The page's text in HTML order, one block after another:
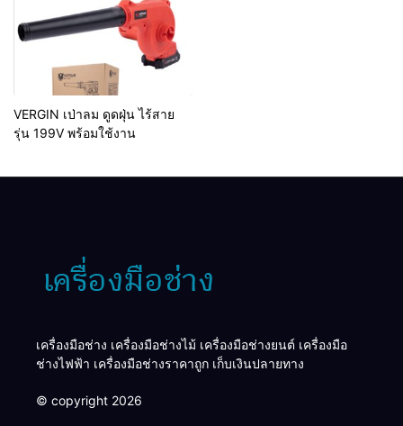
VERGIN เป่าลม ดูดฝุ่น ไร้สาย
รุ่น 199V พร้อมใช้งาน
เครื่องมือช่าง เครื่องมือช่างไม้ เครื่องมือช่างยนต์ เครื่องมือ
ช่างไฟฟ้า เครื่องมือช่างราคาถูก เก็บเงินปลายทาง
© copyright 2026